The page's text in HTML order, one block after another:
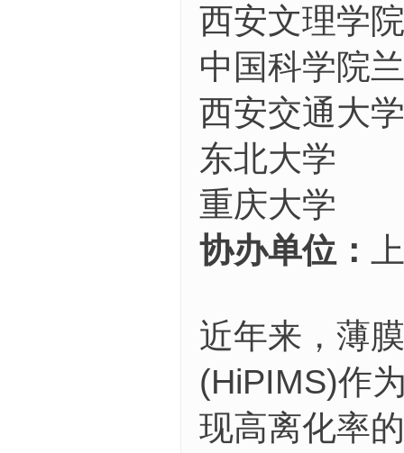
西安文理学院
中国科学院
西安交通大学
东北大学
重庆大学
协办单位：
近年来，薄
(HiPIMS)作
现高离化率